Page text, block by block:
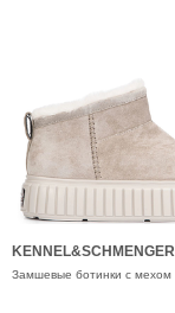
KENNEL&SCHMENGER
Замшевые ботинки с мехом